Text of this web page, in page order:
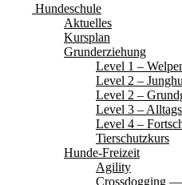
Hundeschule
Aktuelles
Kursplan
Grunderziehung
Level 1 –
Level 2 –
Level 2 –
Level 3 –
Level 4 –
Tierschutzkurs
Hunde-Freizeit
Agility
Crossdogging —